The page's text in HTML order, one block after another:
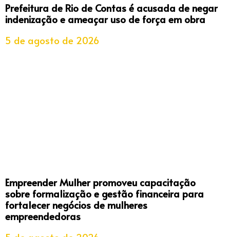
Prefeitura de Rio de Contas é acusada de negar
indenização e ameaçar uso de força em obra
5 de agosto de 2026
Empreender Mulher promoveu capacitação
sobre formalização e gestão financeira para
fortalecer negócios de mulheres
empreendedoras